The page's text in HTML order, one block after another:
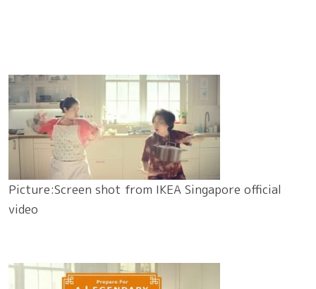
Picture:Screen shot from IKEA Singapore official
video